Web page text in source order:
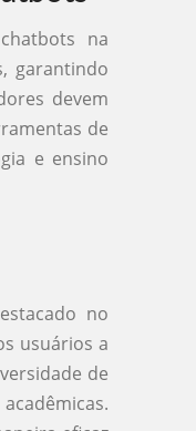
na
garantindo
devem
de
e ensino
no
usuários a
de